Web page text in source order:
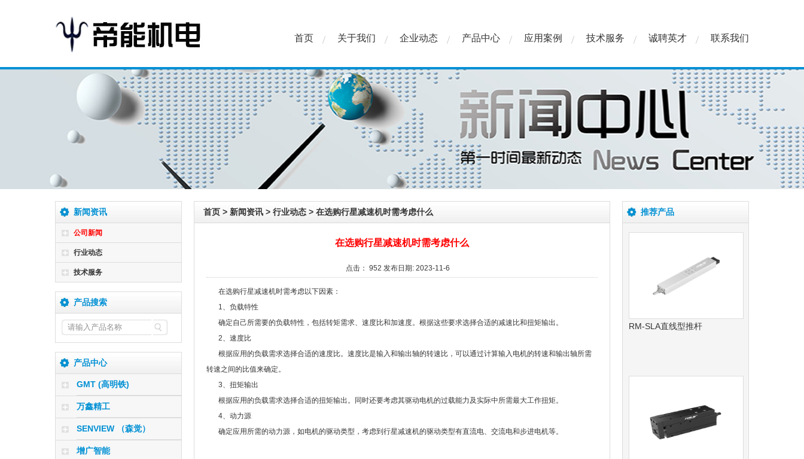
联系我们
诚聘英才
技术服务
应用案例
产品中心
企业动态
关于我们
首页
新闻资讯
公司新闻
行业动态
技术服务
产品搜索
产品中心
GMT (高明铁)
万鑫精工
SENVIEW （森觉）
增广智能
首页 > 新闻资讯 > 行业动态 > 在选购行星减速机时需考虑什么
在选购行星减速机时需考虑什么
点击： 952 发布日期: 2023-11-6
在选购行星减速机时需考虑以下因素：
1、负载特性
确定自己所需要的负载特性，包括转矩需求、速度比和加速度。根据这些要求选择合适的减速比和扭矩输出。
2、速度比
根据应用的负载需求选择合适的速度比。速度比是输入和输出轴的转速比，可以通过计算输入电机的转速和输出轴所需
转速之间的比值来确定。
3、扭矩输出
根据应用的负载需求选择合适的扭矩输出。同时还要考虑其驱动电机的过载能力及实际中所需最大工作扭矩。
4、动力源
确定应用所需的动力源，如电机的驱动类型，考虑到行星减速机的驱动类型有直流电、交流电和步进电机等。
推荐产品
RM-PLA直线平台型推杆
RM-SLA直线型推杆